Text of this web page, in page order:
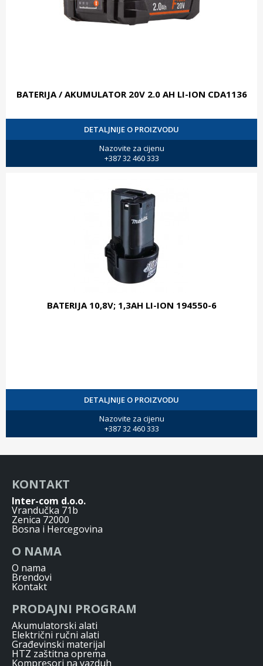
BATERIJA / AKUMULATOR 20V 2.0 AH LI-ION CDA1136
DETALJNIJE O PROIZVODU
Nazovite za cijenu
+387 32 460 333
BATERIJA 10,8V; 1,3AH LI-ION 194550-6
DETALJNIJE O PROIZVODU
Nazovite za cijenu
+387 32 460 333
KONTAKT
Inter-com d.o.o.
Vrandučka 71b
Zenica 72000
Bosna i Hercegovina
O NAMA
O nama
Brendovi
Kontakt
PRODAJNI PROGRAM
Akumulatorski alati
Električni ručni alati
Građevinski materijal
HTZ zaštitna oprema
Kompresori na vazduh